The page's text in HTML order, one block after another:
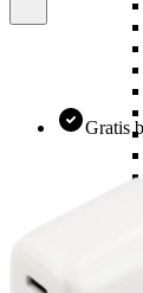
Gratis